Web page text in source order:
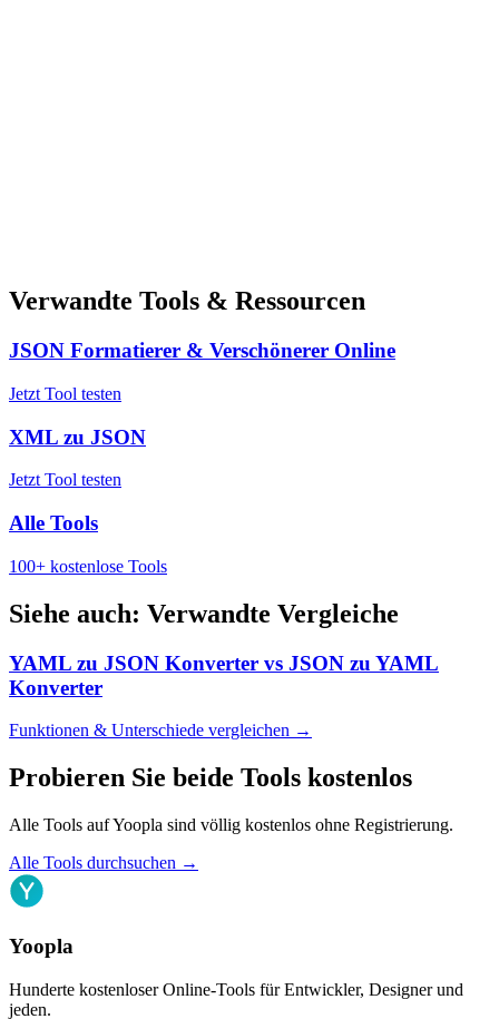
Verwandte Tools & Ressourcen
JSON Formatierer & Verschönerer Online
Jetzt Tool testen
XML zu JSON
Jetzt Tool testen
Alle Tools
100+ kostenlose Tools
Siehe auch: Verwandte Vergleiche
YAML zu JSON Konverter vs JSON zu YAML
Konverter
Funktionen & Unterschiede vergleichen →
Probieren Sie beide Tools kostenlos
Alle Tools auf Yoopla sind völlig kostenlos ohne Registrierung.
Alle Tools durchsuchen →
Yoopla
Hunderte kostenloser Online-Tools für Entwickler, Designer und
jeden.